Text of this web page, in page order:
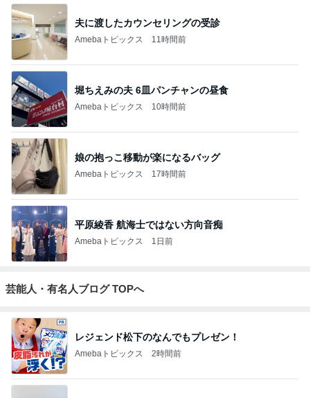
夫に渡したカウンセリングの受診
Amebaトピックス 11時間前
堀ちえみの夫 6皿パンチャンの昼食
Amebaトピックス 10時間前
娘の抱っこ移動が楽になるバッグ
Amebaトピックス 17時間前
平原綾香 航海士ではない方向音痴
Amebaトピックス 1日前
芸能人・有名人ブログ TOPへ
レジェンド松下のなんでもプレゼン！
Amebaトピックス 2時間前